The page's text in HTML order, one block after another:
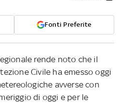
Fonti Preferite
rende noto che il
Civile ha emesso oggi
avverse con
di oggi e per le